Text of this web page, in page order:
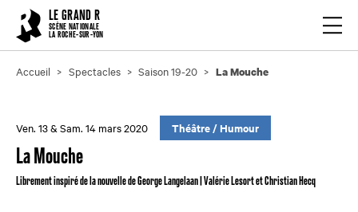
LE GRAND R
SCÈNE NATIONALE
LA ROCHE-SUR-YON
Accueil Spectacles Saison 19-20 La Mouche
Ven. 13 & Sam. 14 mars 2020 Théâtre/ Humour
La Mouche
Librement inspiré de la nouvelle de George Langelaan | Valérie Lesort et Christian Hecq
Cookies management panel